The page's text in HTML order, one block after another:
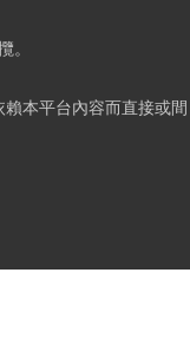
。
賴本平台內容而直接或間